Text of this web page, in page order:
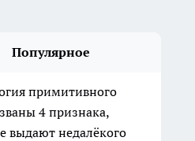
Популярное
примитивного
4 признака,
выдают недалёкого